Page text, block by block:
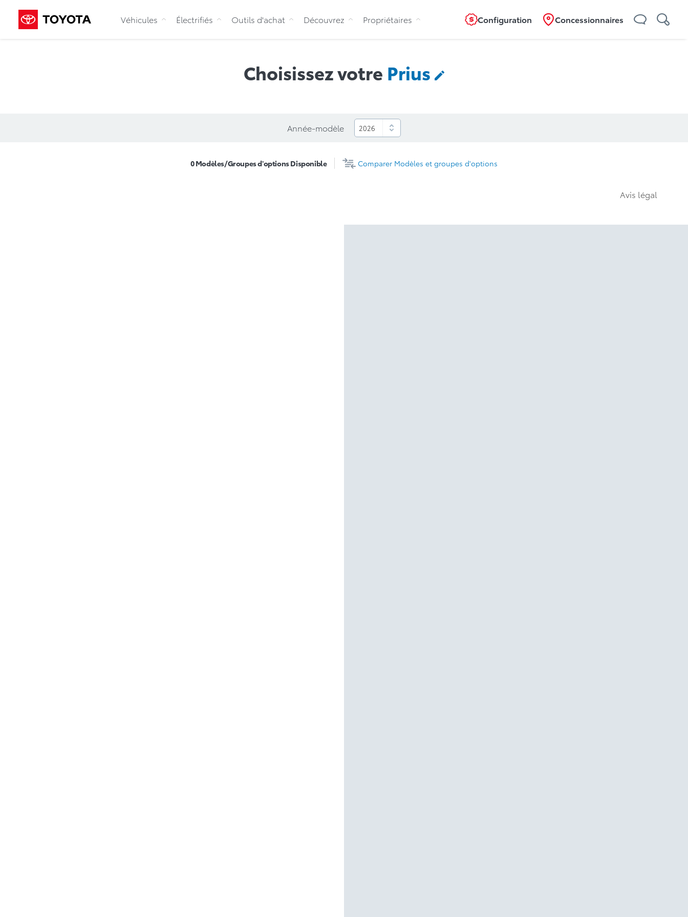
Véhicules Électrifiés Outils d'achat Découvrez Propriétaires Configuration Concessionnaires
Choisissez votre Prius
Année-modèle
0Modèles/Groupes d'optionsDisponible Comparer Modèles et groupes d'options
Avis légal